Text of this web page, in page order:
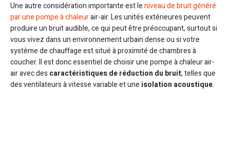
Une autre considération importante est leniveau de bruit généré
par une pompe à chaleurair-air. Les unités extérieures peuvent
produire un bruit audible, ce qui peut être préoccupant, surtout si
vous vivez dans un environnement urbain dense ou si votre
système de chauffage est situé à proximité de chambres à
coucher. Il est donc essentiel de choisir une pompe à chaleur air-
air avec des caractéristiques de réduction du bruit, telles que
des ventilateurs à vitesse variable et une isolation acoustique.